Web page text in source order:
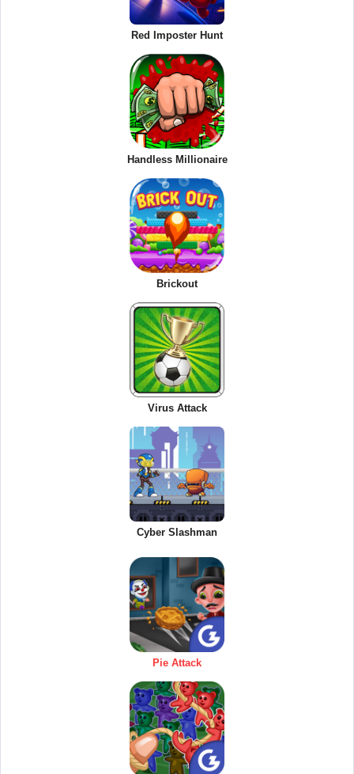
Red Imposter Hunt
Handless Millionaire
Brickout
Virus Attack
Cyber Slashman
Pie Attack